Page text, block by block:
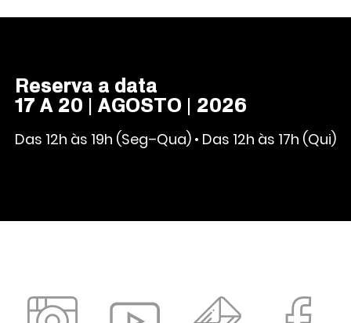
Reserva a data
17 A 20 | AGOSTO | 2026
Das 12h às 19h (Seg–Qua) • Das 12h às 17h (Qui)